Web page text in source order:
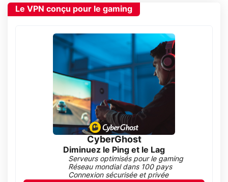
Le VPN conçu pour le gaming
CyberGhost
Diminuez le Ping et le Lag
Serveurs optimisés pour le gaming
Réseau mondial dans 100 pays
Connexion sécurisée et privée